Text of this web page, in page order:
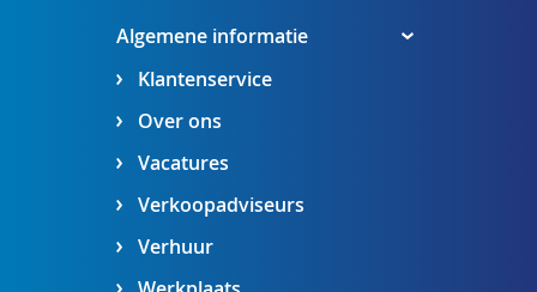
Algemene informatie
Klantenservice
Over ons
Vacatures
Verkoopadviseurs
Verhuur